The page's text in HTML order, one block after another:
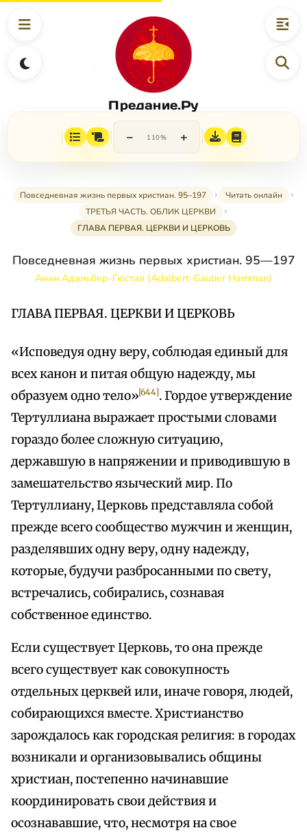
Предание.Ру
− 110% +
Повседневная жизнь первых христиан. 95–197
Читать онлайн
ТРЕТЬЯ ЧАСТЬ. ОБЛИК ЦЕРКВИ
ГЛАВА ПЕРВАЯ. ЦЕРКВИ И ЦЕРКОВЬ
Повседневная жизнь первых христиан. 95—197
Аман Адальбер-Гюстав (Adalbert-Gautier Hamman)
ГЛАВА ПЕРВАЯ. ЦЕРКВИ И ЦЕРКОВЬ
«Исповедуя одну веру, соблюдая единый для
всех канон и питая общую надежду, мы
образуем одно тело»[644]. Гордое утверждение
Тертуллиана выражает простыми словами
гораздо более сложную ситуацию,
державшую в напряжении и приводившую в
замешательство языческий мир. По
Тертуллиану, Церковь представляла собой
прежде всего сообщество мужчин и женщин,
разделявших одну веру, одну надежду,
которые, будучи разбросанными по свету,
встречались, собирались, сознавая
собственное единство.
Если существует Церковь, то она прежде
всего существует как совокупность
отдельных церквей или, иначе говоря, людей,
собирающихся вместе. Христианство
зарождалось как городская религия: в городах
возникали и организовывались общины
христиан, постепенно начинавшие
координировать свои действия и
осознававшие, что, несмотря на свое